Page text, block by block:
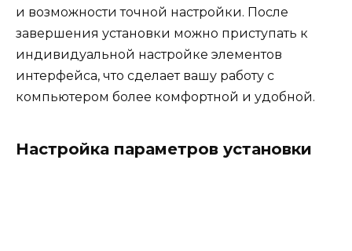
и возможности точной настройки. После
завершения установки можно приступать к
индивидуальной настройке элементов
интерфейса, что сделает вашу работу с
компьютером более комфортной и удобной.
Настройка параметров установки